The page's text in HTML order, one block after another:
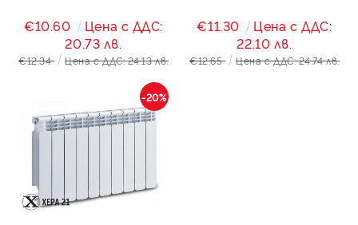
€10.60
Цена с ДДС:
20.73 лв.
€12.34 Цена с ДДС: 24.13 лв.
€11.30
Цена с ДДС:
22.10 лв.
€12.65 Цена с ДДС: 24.74 лв.
-20%